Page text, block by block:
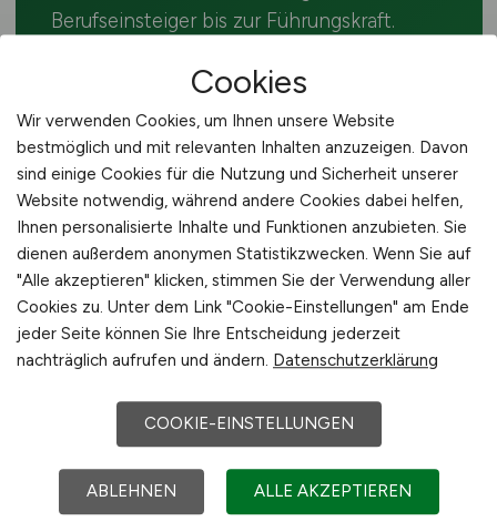
Berufseinsteiger bis zur Führungskraft.
🔍 VERWANDTE SUCHEN
Weitere Jobs in der
Agrarwirtschaft
Alle Jobs in Ilsede
Genossenschaftsberater
deutschlandweit
Genossenschaftsberater in
Cookies
Wir verwenden Cookies, um Ihnen unsere Website
bestmöglich und mit relevanten Inhalten anzuzeigen. Davon
sind einige Cookies für die Nutzung und Sicherheit unserer
Website notwendig, während andere Cookies dabei helfen,
Ihnen personalisierte Inhalte und Funktionen anzubieten. Sie
dienen außerdem anonymen Statistikzwecken. Wenn Sie auf
"Alle akzeptieren" klicken, stimmen Sie der Verwendung aller
Cookies zu. Unter dem Link "Cookie-Einstellungen" am Ende
jeder Seite können Sie Ihre Entscheidung jederzeit
nachträglich aufrufen und ändern. Datenschutzerklärung
COOKIE-EINSTELLUNGEN
ABLEHNEN ALLE AKZEPTIEREN